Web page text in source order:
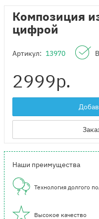
Композиция
цифрой
Артикул: 13970
2999р.
Наши преимущества
Технология долгого
Высокое качество